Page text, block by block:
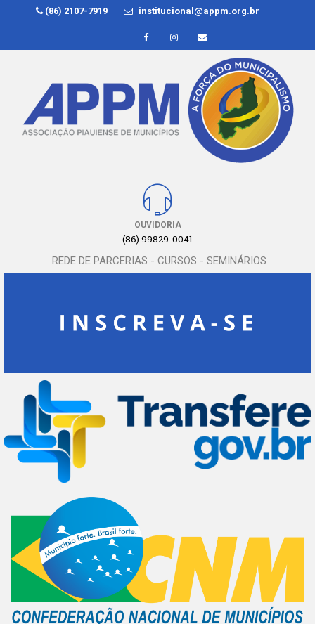
(86) 2107-7919 institucional@appm.org.br
OUVIDORIA
(86) 99829-0041
REDE DE PARCERIAS - CURSOS - SEMINÁRIOS